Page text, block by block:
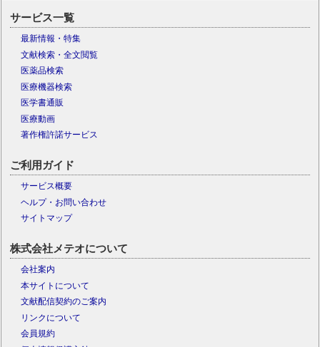
サービス一覧
最新情報・特集
文献検索・全文閲覧
医薬品検索
医療機器検索
医学書通販
医療動画
著作権許諾サービス
ご利用ガイド
サービス概要
ヘルプ・お問い合わせ
サイトマップ
株式会社メテオについて
会社案内
本サイトについて
文献配信契約のご案内
リンクについて
会員規約